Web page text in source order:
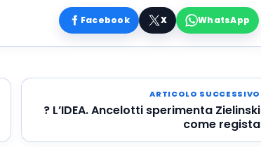
Facebook X WhatsApp
ARTICOLO SUCCESSIVO
? L’IDEA. Ancelotti sperimenta Zielinski
come regista